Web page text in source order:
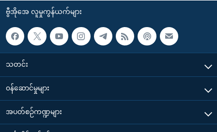
ဗွီအိုအေ လူမှုကွန်ယက်များ
သတင်း
၀န်ဆောင်မှုများ
အပတ်စဉ်ကဏ္ဍများ